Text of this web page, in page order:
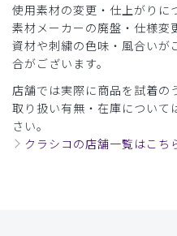
使用素材の変更・仕上がりに
素材メーカーの廃盤・仕様変
資材や刺繍の色味・風合いが
合がございます。
店舗では実際に商品を試着の
取り扱い有無・在庫について
さい。
クラシコの店舗一覧はこち